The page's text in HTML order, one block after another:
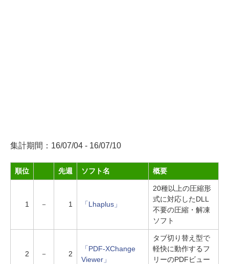
集計期間：16/07/04 - 16/07/10
順位 先週 ソフト名 概要
1 － 1 「Lhaplus」
20種以上の圧縮形
式に対応したDLL
不要の圧縮・解凍
ソフト
2 － 2
「PDF-XChange
Viewer」
タブ切り替え型で
軽快に動作するフ
リーのPDFビュー